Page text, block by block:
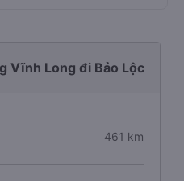
Vĩnh Long đi Bảo Lộc
461 km